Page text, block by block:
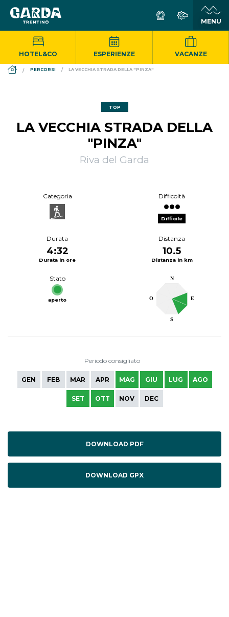
HOTEL&CO ESPERIENZE VACANZE
DS_BREADCRUMB.HOME
PERCORSI LA VECCHIA STRADA DELLA "PINZA"
TOP
LA VECCHIA STRADA DELLA
"PINZA"
Riva del Garda
Categoria Difficoltà
Difficile
Durata
4:32
Durata in ore
Distanza
10.5
Distanza in km
Stato
aperto O
S
E
N
Periodo consigliato
GEN FEB MAR APR MAG GIU LUG AGO
SET OTT NOV DEC
DOWNLOAD PDF
DOWNLOAD GPX